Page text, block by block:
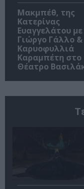
Μακμπέθ, της
Κατερίνας
Ευαγγελάτου με
Γιώργο Γάλλο &
Καρυοφυλλιά
Καραμπέτη στο
Θέατρο